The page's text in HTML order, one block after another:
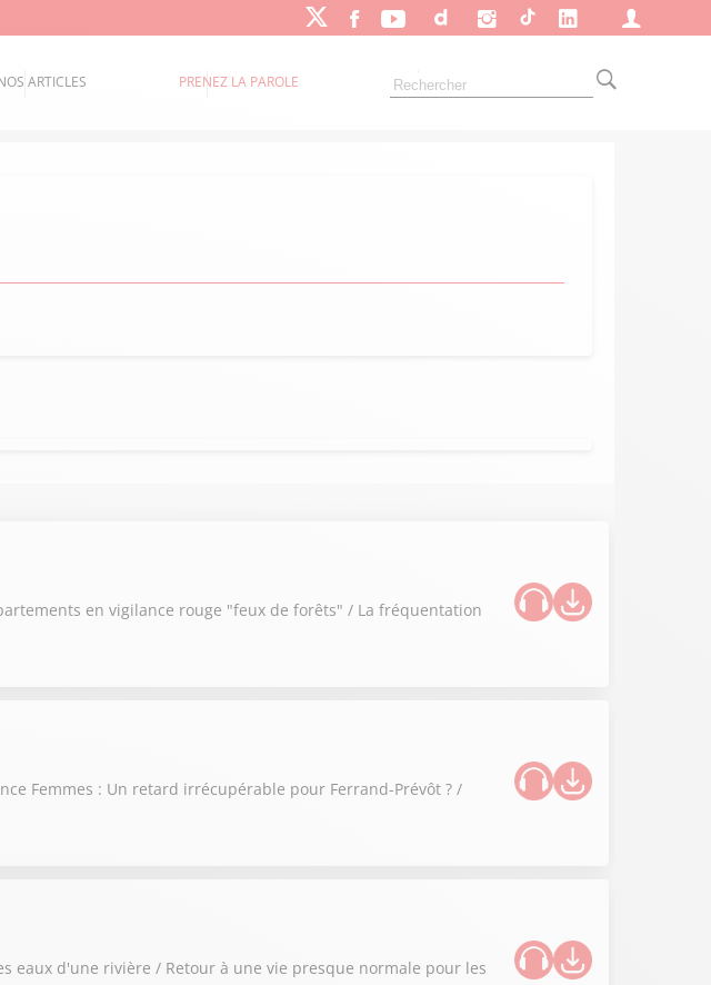
ARTICLES PRENEZ LA PAROLE
en vigilance rouge "feux de forêts" / La fréquentation
Femmes : Un retard irrécupérable pour Ferrand-Prévôt ? /
eaux d'une rivière / Retour à une vie presque normale pour les